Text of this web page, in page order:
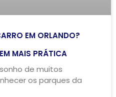
EM ORLANDO?
MAIS PRÁTICA
de muitos
os parques da